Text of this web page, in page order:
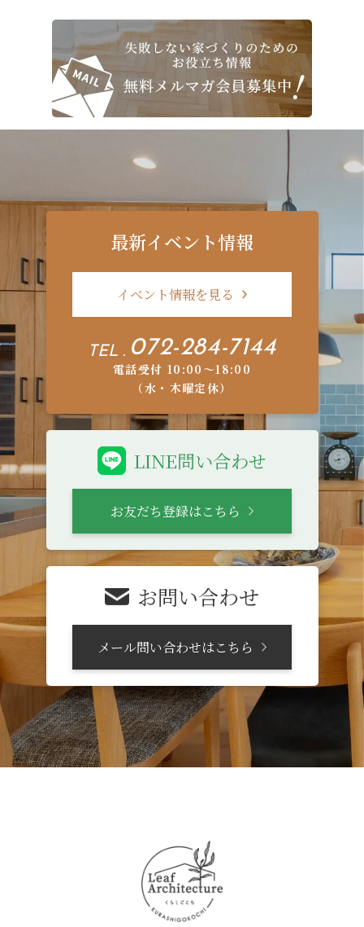
最新イベント情報
イベント情報を見る
TEL . 072-284-7144
電話受付 10:00〜18:00
（水・木曜定休）
LINE問い合わせ
お友だち登録はこちら
お問い合わせ
メール問い合わせはこちら